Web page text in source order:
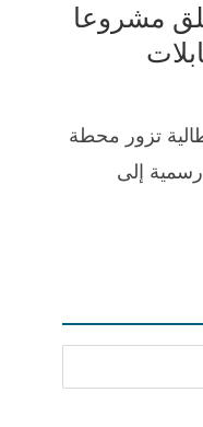
مشروعا
تزور محطة
رسمية إلى